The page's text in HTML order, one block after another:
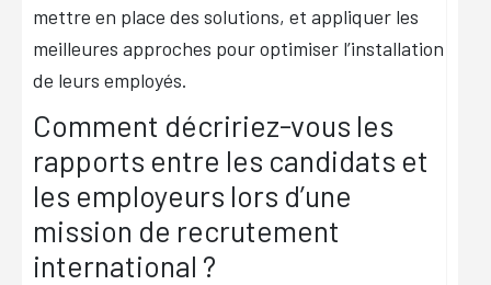
mettre en place des solutions, et appliquer les
meilleures approches pour optimiser l’installation
de leurs employés.
Comment décririez-vous les
rapports entre les candidats et
les employeurs lors d’une
mission de recrutement
international ?